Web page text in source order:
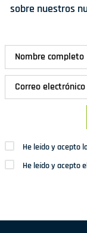
sobre nuestros
He leído y acepto
He leído y acepto